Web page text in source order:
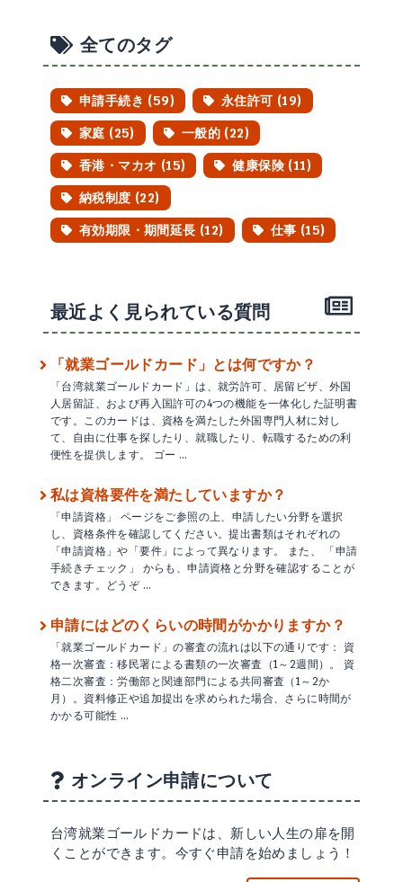
全てのタグ
申請手続き (59)
永住許可 (19)
家庭 (25)
一般的 (22)
香港・マカオ (15)
健康保険 (11)
納税制度 (22)
有効期限・期間延長 (12)
仕事 (15)
最近よく見られている質問
「就業ゴールドカード」とは何ですか？
「台湾就業ゴールドカード」は、就労許可、居留ビザ、外国
人居留証、および再入国許可の4つの機能を一体化した証明書
です。このカードは、資格を満たした外国専門人材に対し
て、自由に仕事を探したり、就職したり、転職するための利
便性を提供します。 ゴー …
私は資格要件を満たしていますか？
「申請資格」 ページをご参照の上、申請したい分野を選択
し、資格条件を確認してください。提出書類はそれぞれの
「申請資格」や「要件」によって異なります。 また、 「申請
手続きチェック」 からも、申請資格と分野を確認することが
できます。どうぞ …
申請にはどのくらいの時間がかかりますか？
「就業ゴールドカード」の審査の流れは以下の通りです： 資
格一次審査：移民署による書類の一次審査（1～2週間）。 資
格二次審査：労働部と関連部門による共同審査（1～2か
月）。資料修正や追加提出を求められた場合、さらに時間が
かかる可能性 …
オンライン申請について
台湾就業ゴールドカードは、新しい人生の扉を開
くことができます。今すぐ申請を始めましょう！